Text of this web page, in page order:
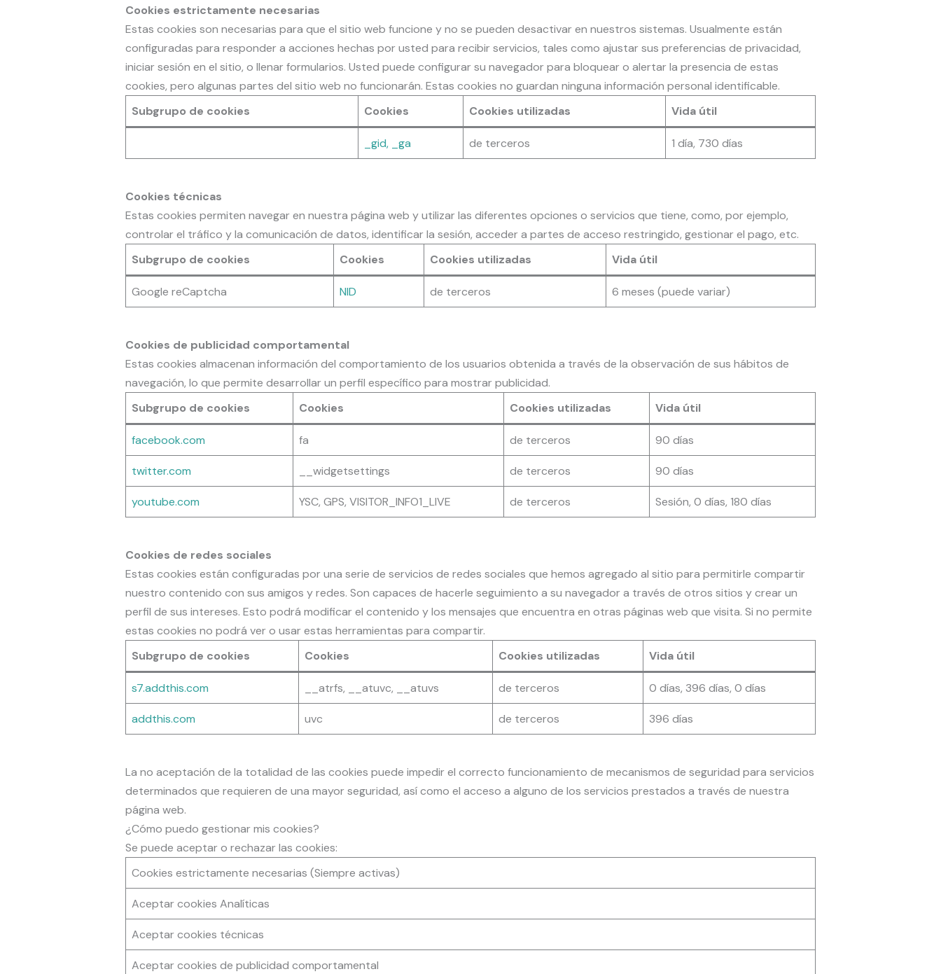
Cookies estrictamente necesarias
Estas cookies son necesarias para que el sitio web funcione y no se pueden desactivar en nuestros sistemas. Usualmente están
configuradas para responder a acciones hechas por usted para recibir servicios, tales como ajustar sus preferencias de privacidad,
iniciar sesión en el sitio, o llenar formularios. Usted puede configurar su navegador para bloquear o alertar la presencia de estas
cookies, pero algunas partes del sitio web no funcionarán. Estas cookies no guardan ninguna información personal identificable.
Subgrupo de cookies
Cookies Cookies utilizadas Vida útil
_gid, _ga de terceros 1 día, 730 días
Cookies técnicas
Estas cookies permiten navegar en nuestra página web y utilizar las diferentes opciones o servicios que tiene, como, por ejemplo,
controlar el tráfico y la comunicación de datos, identificar la sesión, acceder a partes de acceso restringido, gestionar el pago, etc.
Subgrupo de cookies
Cookies Cookies utilizadas Vida útil
Google reCaptcha NID de terceros 6 meses (puede variar)
Cookies de publicidad comportamental
Estas cookies almacenan información del comportamiento de los usuarios obtenida a través de la observación de sus hábitos de
navegación, lo que permite desarrollar un perfil específico para mostrar publicidad.
Subgrupo de cookies
Cookies Cookies utilizadas Vida útil
facebook.com fa de terceros 90 días
twitter.com __widgetsettings de terceros 90 días
youtube.com YSC, GPS, VISITOR_INFO1_LIVE de terceros Sesión, 0 días, 180 días
Cookies de redes sociales
Estas cookies están configuradas por una serie de servicios de redes sociales que hemos agregado al sitio para permitirle compartir
nuestro contenido con sus amigos y redes. Son capaces de hacerle seguimiento a su navegador a través de otros sitios y crear un
perfil de sus intereses. Esto podrá modificar el contenido y los mensajes que encuentra en otras páginas web que visita. Si no permite
estas cookies no podrá ver o usar estas herramientas para compartir.
Subgrupo de cookies
Cookies Cookies utilizadas Vida útil
s7.addthis.com __atrfs, __atuvc, __atuvs de terceros 0 días, 396 días, 0 días
addthis.com uvc de terceros 396 días
La no aceptación de la totalidad de las cookies puede impedir el correcto funcionamiento de mecanismos de seguridad para servicios
determinados que requieren de una mayor seguridad, así como el acceso a alguno de los servicios prestados a través de nuestra
página web.
¿Cómo puedo gestionar mis cookies?
Se puede aceptar o rechazar las cookies:
Cookies estrictamente necesarias (Siempre activas)
Aceptar cookies Analíticas
Aceptar cookies técnicas
Aceptar cookies de publicidad comportamental